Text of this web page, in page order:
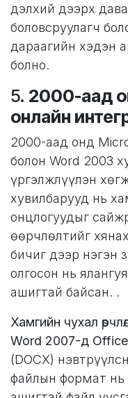
дэлхий дээрх
боловсруулагч
дараагийн хэдэн
болно.
5. 2000-аад
онлайн
2000-аад онд
болон Word 2003
үргэлжлүүлэн
хувилбарууд нь
онцлогуудыг
өөрчлөлтийг
бичиг дээр нэгэн
олгосон нь
ашигтай байсан. .
Хамгийн чухал
Word 2007-д
(DOCX)
файлын формат